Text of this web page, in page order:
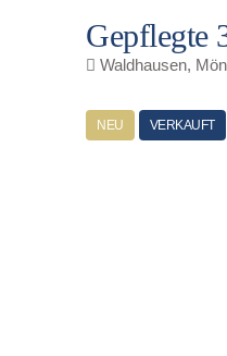
Gepflegte
Waldhausen,
NEU VERKAUFT